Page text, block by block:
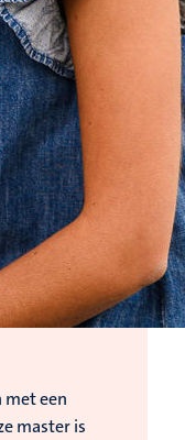
met een
master is